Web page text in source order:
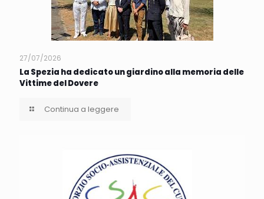
27/07/2026
La Spezia ha dedicato un giardino alla memoria delle
Vittime del Dovere
Continua a leggere